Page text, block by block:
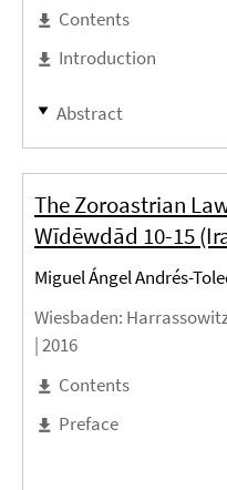
Contents
Introduction
Abstract
The Zoroastrian
Wīdēwdād 10-15
Miguel Ángel Andrés-
Wiesbaden:
|2016
Contents
Preface